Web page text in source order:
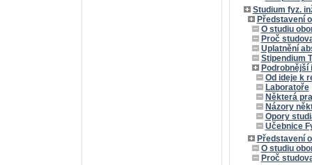
Studium fyz.
Představení
O studiu
Proč
Uplatnění
Stipendium
Podrobnější
Od ideje k
Laboratoře
Některá
Názory
Opory
Učebnice
Představení
O studiu
Proč